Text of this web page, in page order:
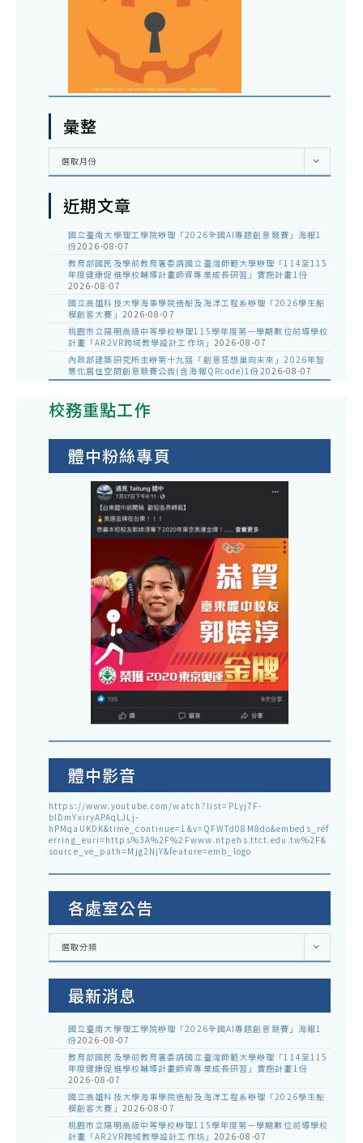
彙整
彙
選取月份
近期文章
國立臺南大學理工學院辦理「2026全國AI專題創意競賽」海報1
份2026-08-07
教育部國民及學前教育署委請國立臺灣師範大學辦理「114至115
年度健康促進學校輔導計畫師資專業成長研習」實施計畫1份
2026-08-07
國立高雄科技大學海事學院造船及海洋工程系辦理「2026學生船
模創客大賽」 2026-08-07
桃園市立陽明高級中等學校辦理115學年度第一學期數位前導學校
計畫「AR2VR跨域教學設計工作坊」 2026-08-07
內政部建築研究所主辦第十九屆「創意狂想巢向未來」2026年智
慧化居住空間創意競賽公告(含海報QRcode)1份2026-08-07
校務重點工作
體中粉絲專頁
體中影音
https://www.youtube.com/watch?list=PLyj7F-
blDmYxiryAPAqLJLj-
hPMqaUKDK&time_continue=1&v=QFWTd08M8do&embeds_ref
erring_euri=https%3A%2F%2Fwww.ntpehs.ttct.edu.tw%2F&
source_ve_path=Mjg2NjY&feature=emb_logo
各處室公告
各
室
選取分類
最新消息
國立臺南大學理工學院辦理「2026全國AI專題創意競賽」海報1
份2026-08-07
教育部國民及學前教育署委請國立臺灣師範大學辦理「114至115
年度健康促進學校輔導計畫師資專業成長研習」實施計畫1份
2026-08-07
國立高雄科技大學海事學院造船及海洋工程系辦理「2026學生船
模創客大賽」 2026-08-07
桃園市立陽明高級中等學校辦理115學年度第一學期數位前導學校
計畫「AR2VR跨域教學設計工作坊」 2026-08-07